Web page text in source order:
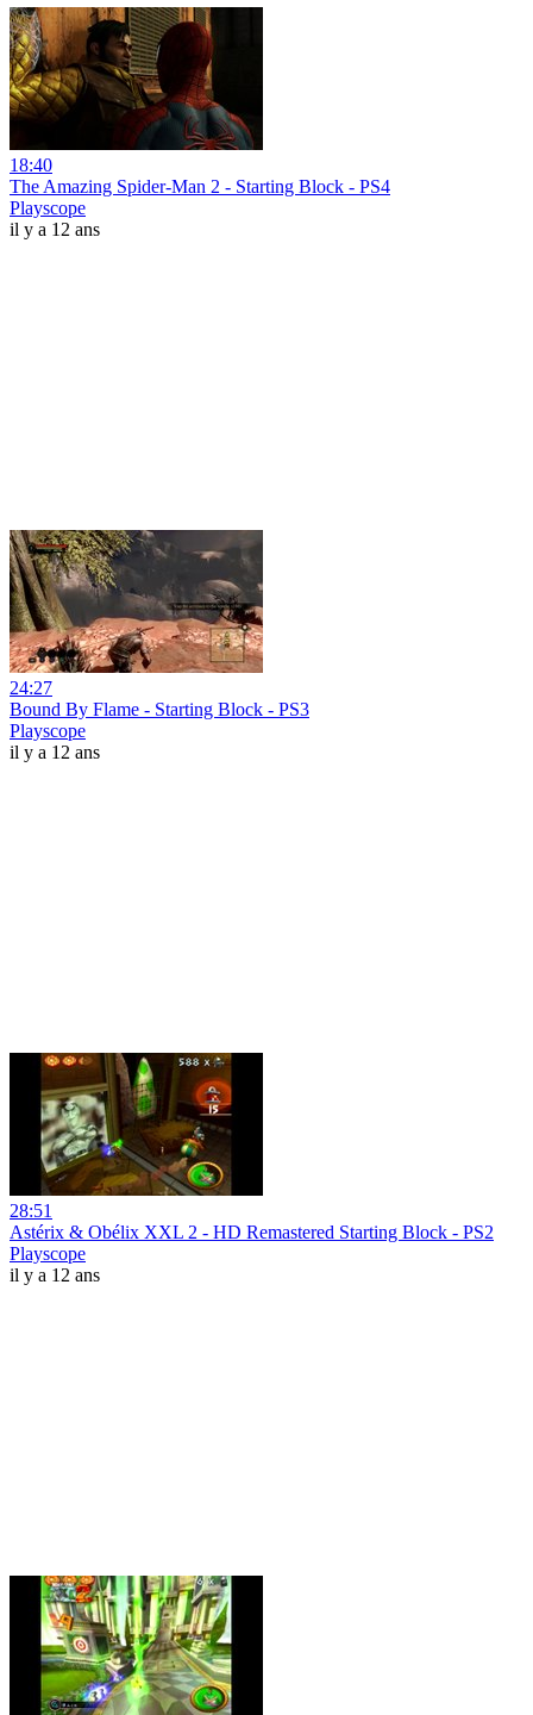
18:40
The Amazing Spider-Man 2 - Starting Block - PS4
Playscope
il y a 12 ans
24:27
Bound By Flame - Starting Block - PS3
Playscope
il y a 12 ans
28:51
Astérix & Obélix XXL 2 - HD Remastered Starting Block - PS2
Playscope
il y a 12 ans